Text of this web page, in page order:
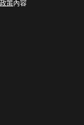
策內容